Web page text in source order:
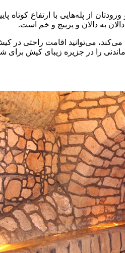
از پله‌هایی با ارتفاع کوتاه
به دالان و پرپیچ و خم است.
می‌توانید اقامت راحتی در
را در جزیره زیبای کیش برای